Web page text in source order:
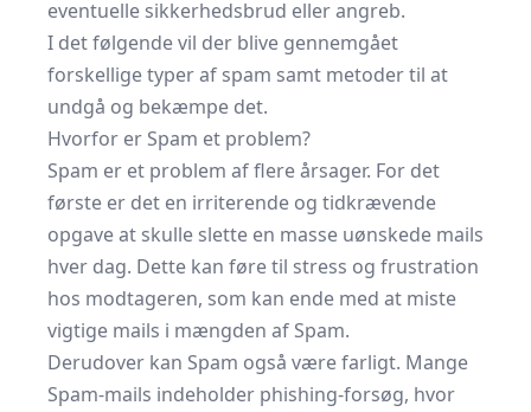
eventuelle sikkerhedsbrud eller angreb.
I det følgende vil der blive gennemgået
forskellige typer af spam samt metoder til at
undgå og bekæmpe det.
Hvorfor er Spam et problem?
Spam er et problem af flere årsager. For det
første er det en irriterende og tidkrævende
opgave at skulle slette en masse uønskede mails
hver dag. Dette kan føre til stress og frustration
hos modtageren, som kan ende med at miste
vigtige mails i mængden af Spam.
Derudover kan Spam også være farligt. Mange
Spam-mails indeholder phishing-forsøg, hvor